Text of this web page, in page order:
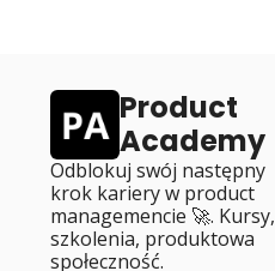
Product
Academy
Odblokuj swój następny
krok kariery w product
managemencie 🚀. Kursy,
szkolenia, produktowa
społeczność.